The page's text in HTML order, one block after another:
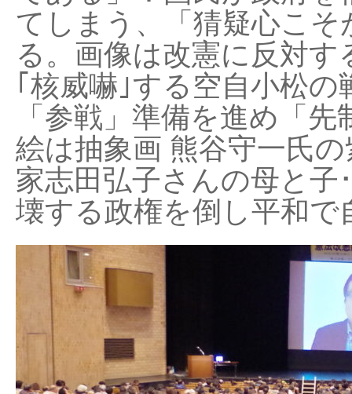
てしまう、「猜疑心こ
る。画像は改憲に反対
｢核威嚇｣する空自小松
「参戦」準備を進め「
絵は抽象画 熊谷守一氏
家志田弘子さんの母と子
壊する政権を倒し平和